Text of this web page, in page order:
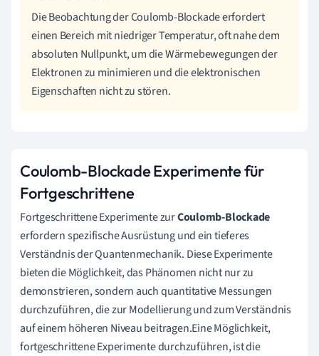
Die Beobachtung der Coulomb-Blockade erfordert
einen Bereich mit niedriger Temperatur, oft nahe dem
absoluten Nullpunkt, um die Wärmebewegungen der
Elektronen zu minimieren und die elektronischen
Eigenschaften nicht zu stören.
Coulomb-Blockade Experimente für
Fortgeschrittene
Fortgeschrittene Experimente zurCoulomb-Blockade
erfordern spezifische Ausrüstung und ein tieferes
Verständnis der Quantenmechanik. Diese Experimente
bieten die Möglichkeit, das Phänomen nicht nur zu
demonstrieren, sondern auch quantitative Messungen
durchzuführen, die zur Modellierung und zum Verständnis
auf einem höheren Niveau beitragen.Eine Möglichkeit,
fortgeschrittene Experimente durchzuführen, ist die